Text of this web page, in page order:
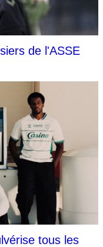
de l'ASSE
tous les